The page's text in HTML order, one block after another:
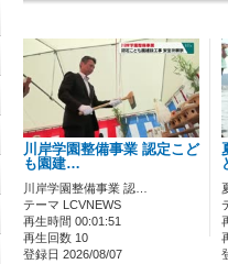
川岸学園整備事業 認定こど
も園建…
川岸学園整備事業 認…
テーマ LCVNEWS
再生時間 00:01:51
再生回数 10
登録日 2026/08/07